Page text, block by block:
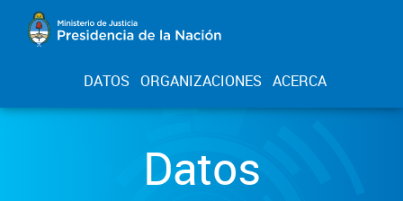
DATOS ORGANIZACIONES ACERCA
Datos